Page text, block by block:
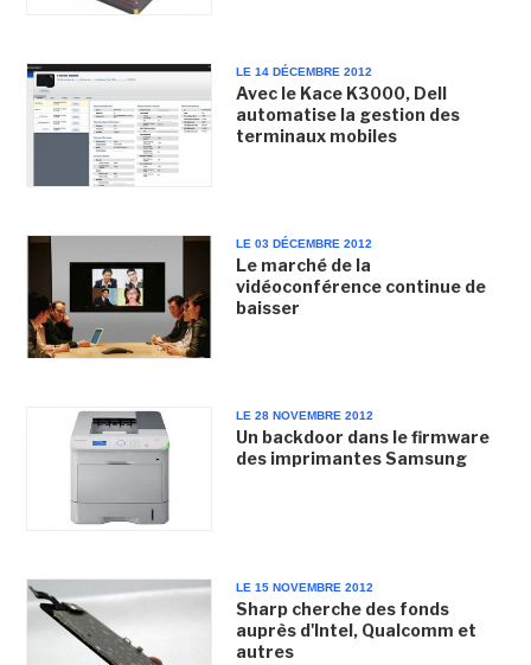
LE 14 DÉCEMBRE 2012
Avec le Kace K3000, Dell
automatise la gestion des
terminaux mobiles
LE 03 DÉCEMBRE 2012
Le marché de la
vidéoconférence continue de
baisser
LE 28 NOVEMBRE 2012
Un backdoor dans le firmware
des imprimantes Samsung
LE 15 NOVEMBRE 2012
Sharp cherche des fonds
auprès d'Intel, Qualcomm et
autres